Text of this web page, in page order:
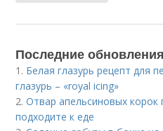
Последние
1. Белая глазурь рецепт для
глазурь – «royal icing»
2.Отвар апельсиновых корок
подходите к еде